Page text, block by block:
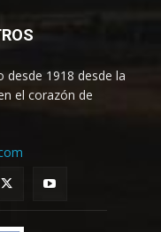
desde 1918 desde la
el corazón de